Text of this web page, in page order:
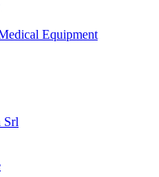
Equipment
Srl